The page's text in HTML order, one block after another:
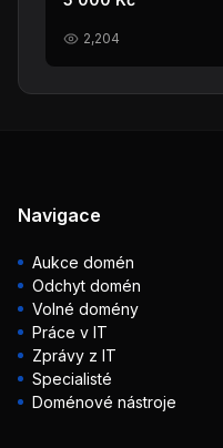
2,204
Navigace
Aukce domén
Odchyt domén
Volné domény
Práce v IT
Zprávy z IT
Specialisté
Doménové nástroje